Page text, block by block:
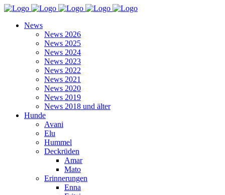
News
News 2026
News 2025
News 2024
News 2023
News 2022
News 2021
News 2020
News 2019
News 2018 und älter
Hunde
Avani
Elu
Hummel
Deckrüden
Amar
Mato
Erinnerungen
Enna